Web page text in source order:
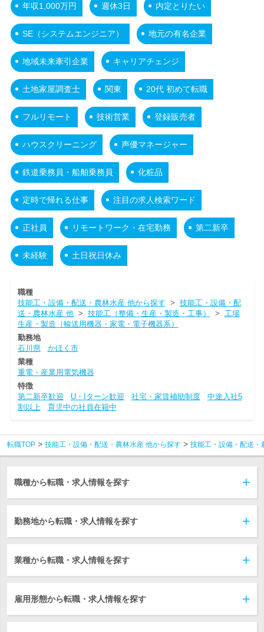
年収1,000万円 週休3日 内定とりたい
SE（システムエンジニア） 地元の有名企業
地域未来牽引企業 キャリアチェンジ
土地家屋調査士 関東 20代 初めて転職
フルリモート 技術営業 登録販売者
ハウスクリーニング 声優マネージャー
鉄道乗務員・船舶乗務員 化粧品
定時で帰れる仕事 注目の求人検索ワード
正社員 リモートワーク・在宅勤務 第二新卒
未経験 土日祝日休み
職種
技能工・設備・配送・農林水産 他から探す > 技能工・設備・配
送・農林水産 他> 技能工（整備・生産・製造・工事） > 工場
生産・製造（輸送用機器・家電・電子機器系）
勤務地
石川県
かほく市
業種
重電・産業用電気機器
特徴
第二新卒歓迎
U・Iターン歓迎 社宅・家賃補助制度
中途入社5
割以上
育児中の社員在籍中
転職TOP 技能工・設備・配送・農林水産 他から探す 技能工・設備・配送・
職種から転職・求人情報を探す
勤務地から転職・求人情報を探す
業種から転職・求人情報を探す
雇用形態から転職・求人情報を探す